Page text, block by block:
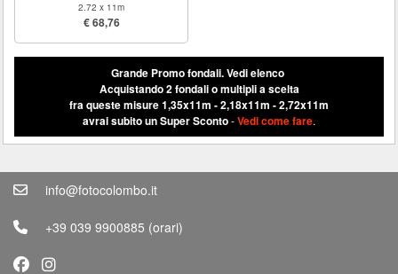
2.72 x 11m
€ 68,76
Grande Promo fondali.Vedi elenco
Acquistando 2 fondali o multipli a scelta
fra queste misure 1,35x11m - 2,18x11m - 2,72x11m
avrai subito un Super Sconto-Vedi come fare.
info@fotocolombo.it
+39 039 9900885 (orari)